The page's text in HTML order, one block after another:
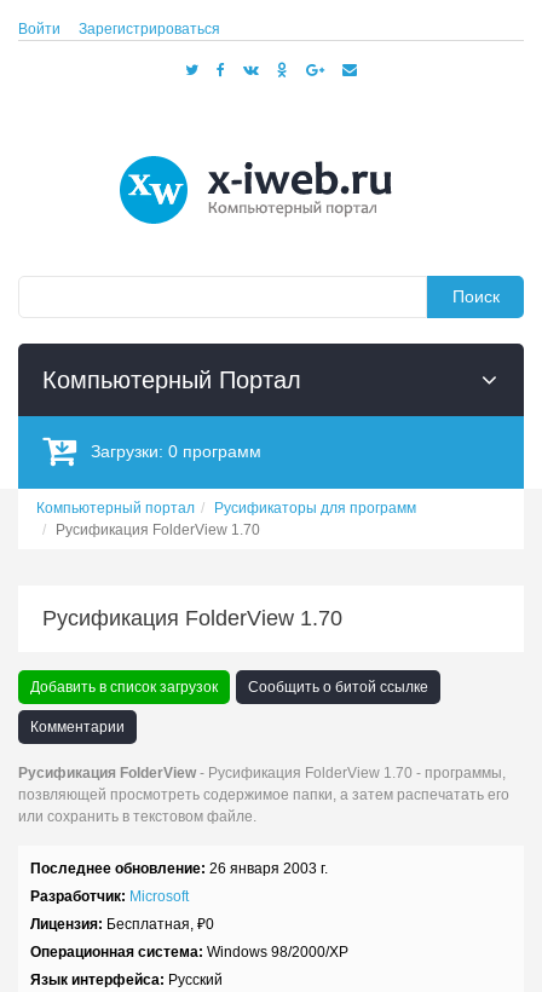
Войти Зарегистрироваться
Поиск
Компьютерный Портал
Загрузки: 0 программ
Компьютерный портал
Русификаторы для программ
Русификация FolderView 1.70
Русификация FolderView 1.70
Добавить в список загрузок Сообщить о битой ссылке
Комментарии
Русификация FolderView- Русификация FolderView 1.70 - программы,
позвляющей просмотреть содержимое папки, а затем распечатать его
или сохранить в текстовом файле.
Последнее обновление: 26 января 2003 г.
Разработчик: Microsoft
Лицензия: Бесплатная, ₽0
Операционная система: Windows 98/2000/XP
Язык интерфейса: Русский